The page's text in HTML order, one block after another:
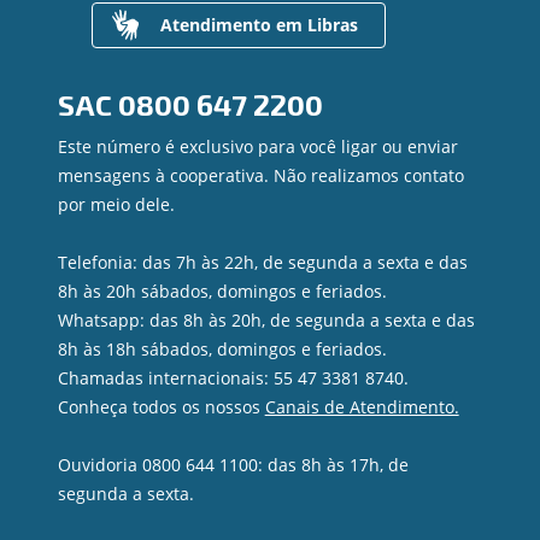
Valores a Receber
Contato
Ouvidoria
Atendimento em Libras
SAC 0800 647 2200
Este número é exclusivo para você ligar ou enviar
mensagens à cooperativa. Não realizamos contato
por meio dele.
Telefonia: das 7h às 22h, de segunda a sexta e das
8h às 20h sábados, domingos e feriados.
Whatsapp: das 8h às 20h, de segunda a sexta e das
8h às 18h sábados, domingos e feriados.
Chamadas internacionais: 55 47 3381 8740.
Conheça todos os nossos Canais de Atendimento.
Ouvidoria 0800 644 1100: das 8h às 17h, de
segunda a sexta.